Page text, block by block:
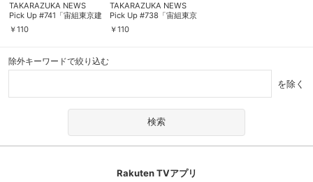
TAKARAZUKA NEWS
Pick Up #741「宙組東京建
物 Brillia HALL公演
『Xcalibur エクスカリバ
￥110
TAKARAZUKA NEWS
Pick Up #738「宙組東京
建物Brillia HALL公演
『Xcalibur エクスカリバ
￥110
除外キーワードで絞り込む
を除く
Rakuten TVアプリ